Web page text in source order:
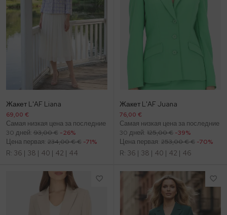
Жакет L'AF Liana
69,00 €
Самая низкая цена за последние
30 дней: 93,00 € -26%
Цена первая: 234,00 € € -71%
R: 36 | 38 | 40 | 42 | 44
Жакет L'AF Juana
76,00 €
Самая низкая цена за последние
30 дней:125,00 € -39%
Цена первая:253,00 € € -70%
R: 36 | 38 | 40 | 42 | 46